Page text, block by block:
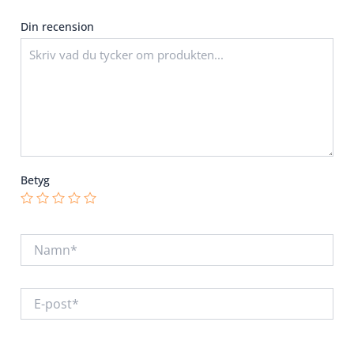
Din recension
Betyg